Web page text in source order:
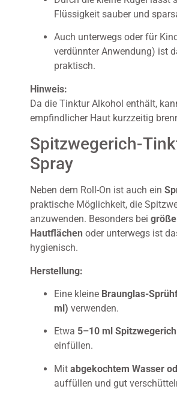
Flüssigkeit sauber und
Auch unterwegs oder für
verdünnter Anwendung) ist
praktisch.
Hinweis:
Da die Tinktur Alkohol enthält,
empfindlicher Haut kurzzeitig
Spitzwegerich-
Spray
Neben dem Roll-On ist auch ein
praktische Möglichkeit, die
anzuwenden. Besonders bei
Hautflächen oder unterwegs ist
hygienisch.
Herstellung:
Eine kleine Braunglas-
ml) verwenden.
Etwa 5–10 ml
einfüllen.
Mit abgekochtem Wasser
auffüllen und gut